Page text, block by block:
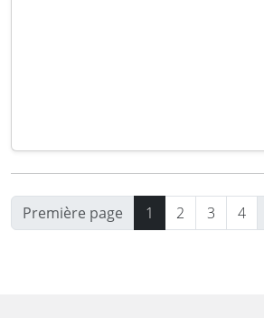
Première page 1 2 3 4